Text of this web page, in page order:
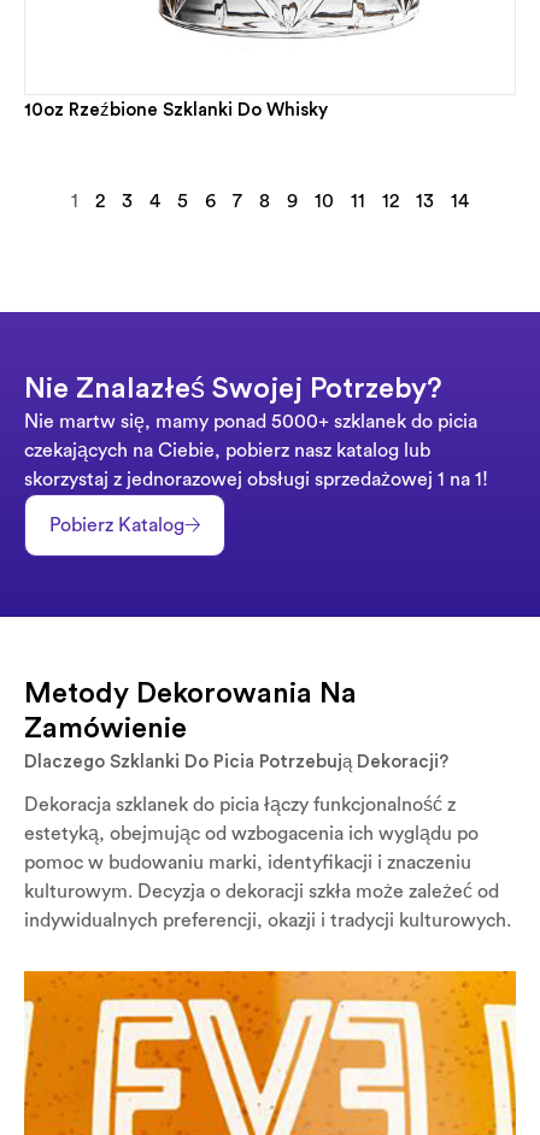
10oz Rzeźbione Szklanki Do Whisky
1 2 3 4 5 6 7 8 9 10 11 12 13 14
Nie Znalazłeś Swojej Potrzeby?
Nie martw się, mamy ponad 5000+ szklanek do picia
czekających na Ciebie, pobierz nasz katalog lub
skorzystaj z jednorazowej obsługi sprzedażowej 1 na 1!
Pobierz Katalog
Metody Dekorowania Na
Zamówienie
Dlaczego Szklanki Do Picia Potrzebują Dekoracji?
Dekoracja szklanek do picia łączy funkcjonalność z
estetyką, obejmując od wzbogacenia ich wyglądu po
pomoc w budowaniu marki, identyfikacji i znaczeniu
kulturowym. Decyzja o dekoracji szkła może zależeć od
indywidualnych preferencji, okazji i tradycji kulturowych.